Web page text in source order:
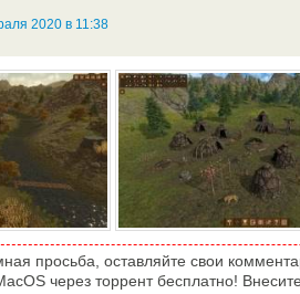
2020 в 11:38
просьба, оставляйте свои
через торрент бесплатно!